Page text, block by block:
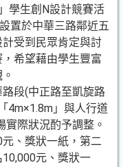
學生創N設計競賽活
置於中華三路鄰近五
受到民眾肯定與討
希望藉由學生豐富
段(中正路至凱旋路
4m×1.8m」與人行道
實際狀況酌予調整。
、獎狀一紙，第二
元、獎狀一